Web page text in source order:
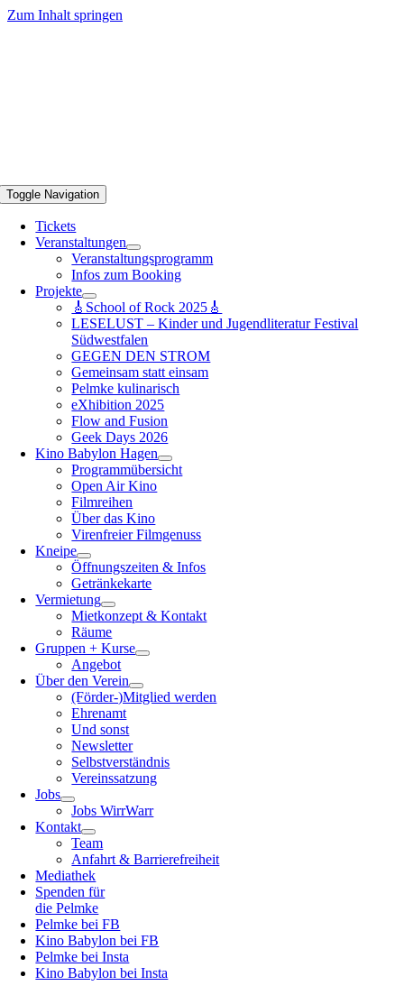
Zum Inhalt springen
Toggle Navigation
Tickets
Veranstaltungen
Veranstaltungsprogramm
Infos zum Booking
Projekte
🎸School of Rock 2025🎸
LESELUST – Kinder und Jugendliteratur Festival
Südwestfalen
GEGEN DEN STROM
Gemeinsam statt einsam
Pelmke kulinarisch
eXhibition 2025
Flow and Fusion
Geek Days 2026
Kino Babylon Hagen
Programmübersicht
Open Air Kino
Filmreihen
Über das Kino
Virenfreier Filmgenuss
Kneipe
Öffnungszeiten & Infos
Getränkekarte
Vermietung
Mietkonzept & Kontakt
Räume
Gruppen + Kurse
Angebot
Über den Verein
(Förder-)Mitglied werden
Ehrenamt
Und sonst
Newsletter
Selbstverständnis
Vereinssatzung
Jobs
Jobs WirrWarr
Kontakt
Team
Anfahrt & Barrierefreiheit
Mediathek
Spenden für
die Pelmke
Pelmke bei FB
Kino Babylon bei FB
Pelmke bei Insta
Kino Babylon bei Insta